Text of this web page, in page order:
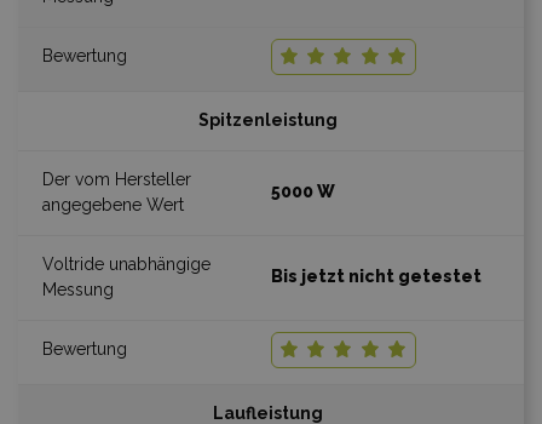
Spitzenleistung
5000 W
Bis jetzt nicht getestet
Laufleistung